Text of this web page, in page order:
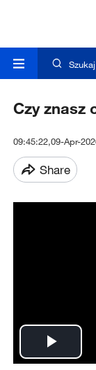
Szukaj
Czy znasz
09:45:22,09-Apr-
Share
Play